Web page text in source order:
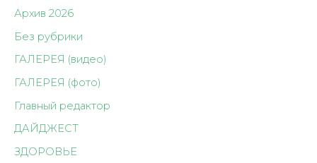
Архив 2026
Без рубрики
ГАЛЕРЕЯ (видео)
ГАЛЕРЕЯ (фото)
Главный редактор
ДАЙДЖЕСТ
ЗДОРОВЬЕ